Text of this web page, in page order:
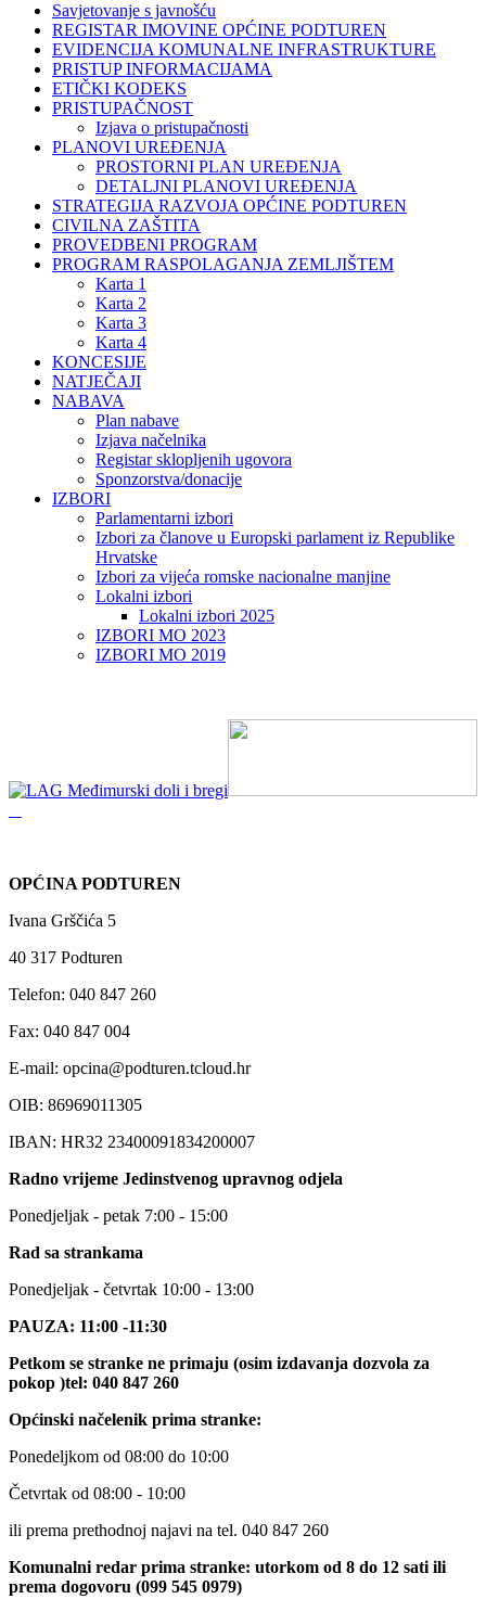
Savjetovanje s javnošću
REGISTAR IMOVINE OPĆINE PODTUREN
EVIDENCIJA KOMUNALNE INFRASTRUKTURE
PRISTUP INFORMACIJAMA
ETIČKI KODEKS
PRISTUPAČNOST
Izjava o pristupačnosti
PLANOVI UREĐENJA
PROSTORNI PLAN UREĐENJA
DETALJNI PLANOVI UREĐENJA
STRATEGIJA RAZVOJA OPĆINE PODTUREN
CIVILNA ZAŠTITA
PROVEDBENI PROGRAM
PROGRAM RASPOLAGANJA ZEMLJIŠTEM
Karta 1
Karta 2
Karta 3
Karta 4
KONCESIJE
NATJEČAJI
NABAVA
Plan nabave
Izjava načelnika
Registar sklopljenih ugovora
Sponzorstva/donacije
IZBORI
Parlamentarni izbori
Izbori za članove u Europski parlament iz Republike
Hrvatske
Izbori za vijeća romske nacionalne manjine
Lokalni izbori
Lokalni izbori 2025
IZBORI MO 2023
IZBORI MO 2019
OPĆINA PODTUREN
Ivana Grščića 5
40 317 Podturen
Telefon: 040 847 260
Fax: 040 847 004
E-mail: opcina@podturen.tcloud.hr
OIB: 86969011305
IBAN: HR32 23400091834200007
Radno vrijeme Jedinstvenog upravnog odjela
Ponedjeljak - petak 7:00 - 15:00
Rad sa strankama
Ponedjeljak - četvrtak 10:00 - 13:00
PAUZA: 11:00 -11:30
Petkom se stranke ne primaju (osim izdavanja dozvola za
pokop )tel: 040 847 260
Općinski načelenik prima stranke:
Ponedeljkom od 08:00 do 10:00
Četvrtak od 08:00 - 10:00
ili prema prethodnoj najavi na tel. 040 847 260
Komunalni redar prima stranke: utorkom od 8 do 12 sati ili
prema dogovoru (099 545 0979)